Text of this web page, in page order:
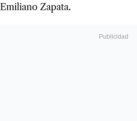
Emiliano Zapata.